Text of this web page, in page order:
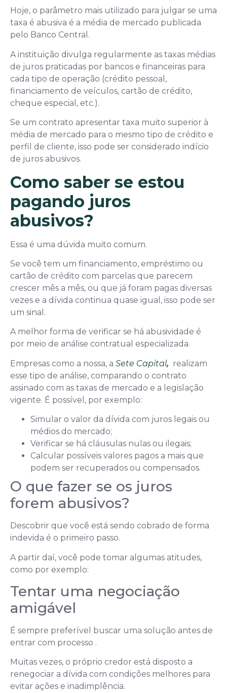
Hoje, o parâmetro mais utilizado para julgar se uma
taxa é abusiva é a média de mercado publicada
pelo Banco Central.
A instituição divulga regularmente as taxas médias
de juros praticadas por bancos e financeiras para
cada tipo de operação (crédito pessoal,
financiamento de veículos, cartão de crédito,
cheque especial, etc.).
Se um contrato apresentar taxa muito superior à
média de mercado para o mesmo tipo de crédito e
perfil de cliente, isso pode ser considerado indício
de juros abusivos.
Como saber se estou
pagando juros
abusivos?
Essa é uma dúvida muito comum.
Se você tem um financiamento, empréstimo ou
cartão de crédito com parcelas que parecem
crescer mês a mês, ou que já foram pagas diversas
vezes e a dívida continua quase igual, isso pode ser
um sinal.
A melhor forma de verificar se há abusividade é
por meio de análise contratual especializada.
Empresas como a nossa, a Sete Capital, realizam
esse tipo de análise, comparando o contrato
assinado com as taxas de mercado e a legislação
vigente. É possível, por exemplo:
Simular o valor da dívida com juros legais ou
médios do mercado;
Verificar se há cláusulas nulas ou ilegais;
Calcular possíveis valores pagos a mais que
podem ser recuperados ou compensados.
O que fazer se os juros
forem abusivos?
Descobrir que você está sendo cobrado de forma
indevida é o primeiro passo.
A partir daí, você pode tomar algumas atitudes,
como por exemplo:
Tentar uma negociação
amigável
É sempre preferível buscar uma solução antes de
entrar com processo .
Muitas vezes, o próprio credor está disposto a
renegociar a dívida com condições melhores para
evitar ações e inadimplência.